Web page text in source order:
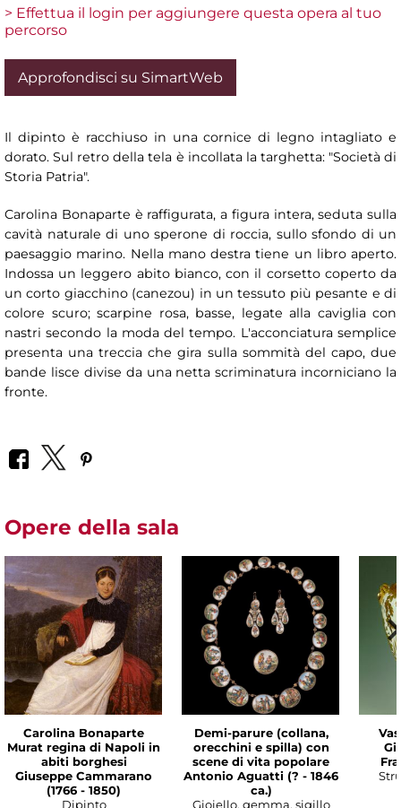
> Effettua il login per aggiungere questa opera al tuo
percorso
Approfondisci su SimartWeb
Il dipinto è racchiuso in una cornice di legno intagliato e
dorato. Sul retro della tela è incollata la targhetta: "Società di
Storia Patria".
Carolina Bonaparte è raffigurata, a figura intera, seduta sulla
cavità naturale di uno sperone di roccia, sullo sfondo di un
paesaggio marino. Nella mano destra tiene un libro aperto.
Indossa un leggero abito bianco, con il corsetto coperto da
un corto giacchino (canezou) in un tessuto più pesante e di
colore scuro; scarpine rosa, basse, legate alla caviglia con
nastri secondo la moda del tempo. L'acconciatura semplice
presenta una treccia che gira sulla sommità del capo, due
bande lisce divise da una netta scriminatura incorniciano la
fronte.
Opere della sala
Carolina Bonaparte
Murat regina di Napoli in
abiti borghesi
Giuseppe Cammarano
(1766 - 1850)
Dipinto
Demi-parure (collana,
orecchini e spilla) con
scene di vita popolare
Antonio Aguatti (? - 1846
ca.)
Gioiello, gemma, sigillo